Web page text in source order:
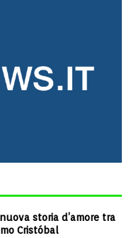
storia d’amore tra
Cristóbal